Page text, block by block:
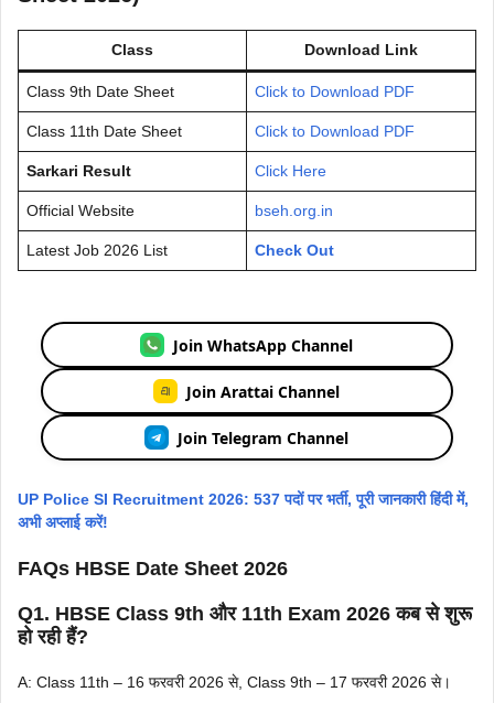
Class Download Link
Class 9th Date Sheet Click to Download PDF
Class 11th Date Sheet Click to Download PDF
Sarkari Result Click Here
Official Website bseh.org.in
Latest Job 2026 List Check Out
Join WhatsApp Channel
Join Arattai Channel
Join Telegram Channel
UP Police SI Recruitment 2026: 537 पदों पर भर्ती, पूरी जानकारी हिंदी में,
अभी अप्लाई करें!
FAQs HBSE Date Sheet 2026
Q1. HBSE Class 9th और 11th Exam 2026 कब से शुरू
हो रही हैं?
A: Class 11th – 16 फरवरी 2026 से, Class 9th – 17 फरवरी 2026 से।